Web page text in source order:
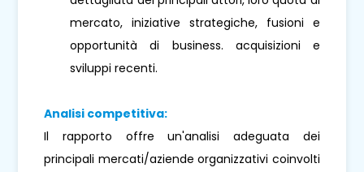
mercato, iniziative strategiche, fusioni e
opportunità di business. acquisizioni e
sviluppi recenti.
Analisi competitiva:
Il rapporto offre un'analisi adeguata dei
principali mercati/aziende organizzativi coinvolti